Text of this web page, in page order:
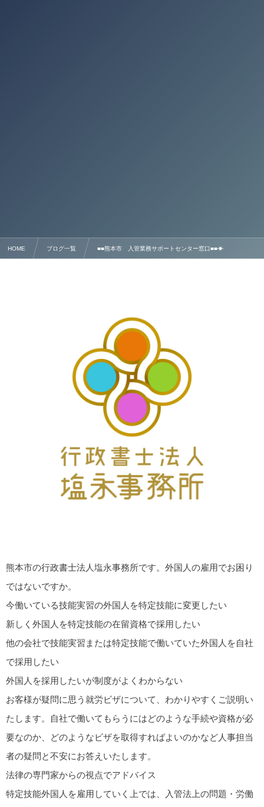
HOME ブログ一覧 ■■熊本市 入管業務サポートセンター窓口■■☀
熊本市の行政書士法人塩永事務所です。外国人の雇用でお困り
ではないですか。
今働いている技能実習の外国人を特定技能に変更したい
新しく外国人を特定技能の在留資格で採用したい
他の会社で技能実習または特定技能で働いていた外国人を自社
で採用したい
外国人を採用したいが制度がよくわからない
お客様が疑問に思う就労ビザについて、わかりやすくご説明い
たします。自社で働いてもらうにはどのような手続や資格が必
要なのか、どのようなビザを取得すればよいのかなど人事担当
者の疑問と不安にお答えいたします。
法律の専門家からの視点でアドバイス
特定技能外国人を雇用していく上では、入管法上の問題・労働